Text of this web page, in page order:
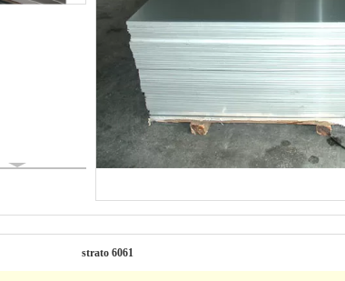
strato 6061